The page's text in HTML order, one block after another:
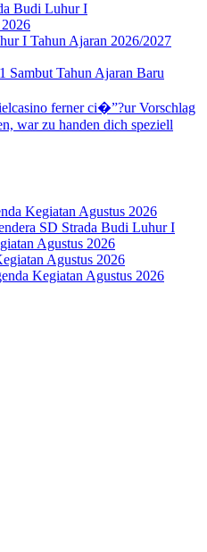
Budi Luhur I
I Tahun Ajaran 2026/2027
Sambut Tahun Ajaran Baru
ferner ci�”?ur Vorschlag
war zu handen dich speziell
Kegiatan Agustus 2026
SD Strada Budi Luhur I
Agustus 2026
Agustus 2026
Kegiatan Agustus 2026